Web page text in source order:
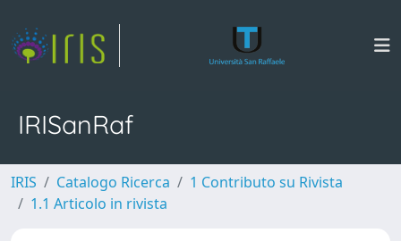
IRISanRaf
IRIS Catalogo Ricerca
1 Contributo su Rivista
1.1 Articolo in rivista